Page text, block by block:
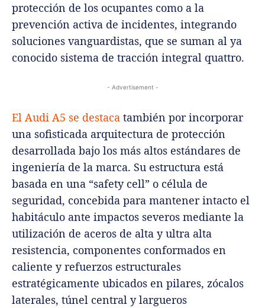
protección de los ocupantes como a la
prevención activa de incidentes, integrando
soluciones vanguardistas, que se suman al ya
conocido sistema de tracción integral quattro.
- Advertisement -
El Audi A5 se destaca también por incorporar
una sofisticada arquitectura de protección
desarrollada bajo los más altos estándares de
ingeniería de la marca. Su estructura está
basada en una “safety cell” o célula de
seguridad, concebida para mantener intacto el
habitáculo ante impactos severos mediante la
utilización de aceros de alta y ultra alta
resistencia, componentes conformados en
caliente y refuerzos estructurales
estratégicamente ubicados en pilares, zócalos
laterales, túnel central y largueros